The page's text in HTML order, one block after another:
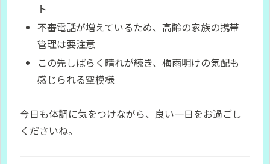
ト
不審電話が増えているため、高齢の家族の携帯
管理は要注意
この先しばらく晴れが続き、梅雨明けの気配も
感じられる空模様
今日も体調に気をつけながら、良い一日をお過ごし
くださいね。